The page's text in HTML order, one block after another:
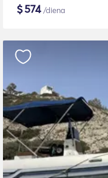
$574/diena